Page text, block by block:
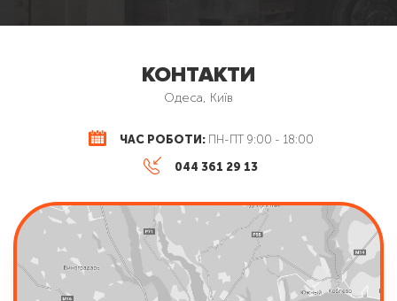
КОНТАКТИ
Одеса, Київ
ЧАС РОБОТИ: ПН-ПТ 9:00 - 18:00
044 361 29 13